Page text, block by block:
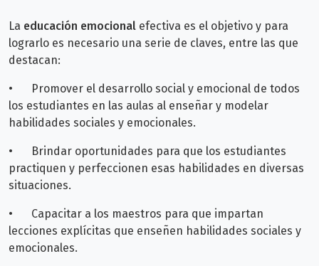
La educación emocional efectiva es el objetivo y para
lograrlo es necesario una serie de claves, entre las que
destacan:
•
Promover el desarrollo social y emocional de todos
los estudiantes en las aulas al enseñar y modelar
habilidades sociales y emocionales.
•
Brindar oportunidades para que los estudiantes
practiquen y perfeccionen esas habilidades en diversas
situaciones.
•
Capacitar a los maestros para que impartan
lecciones explícitas que enseñen habilidades sociales y
emocionales.